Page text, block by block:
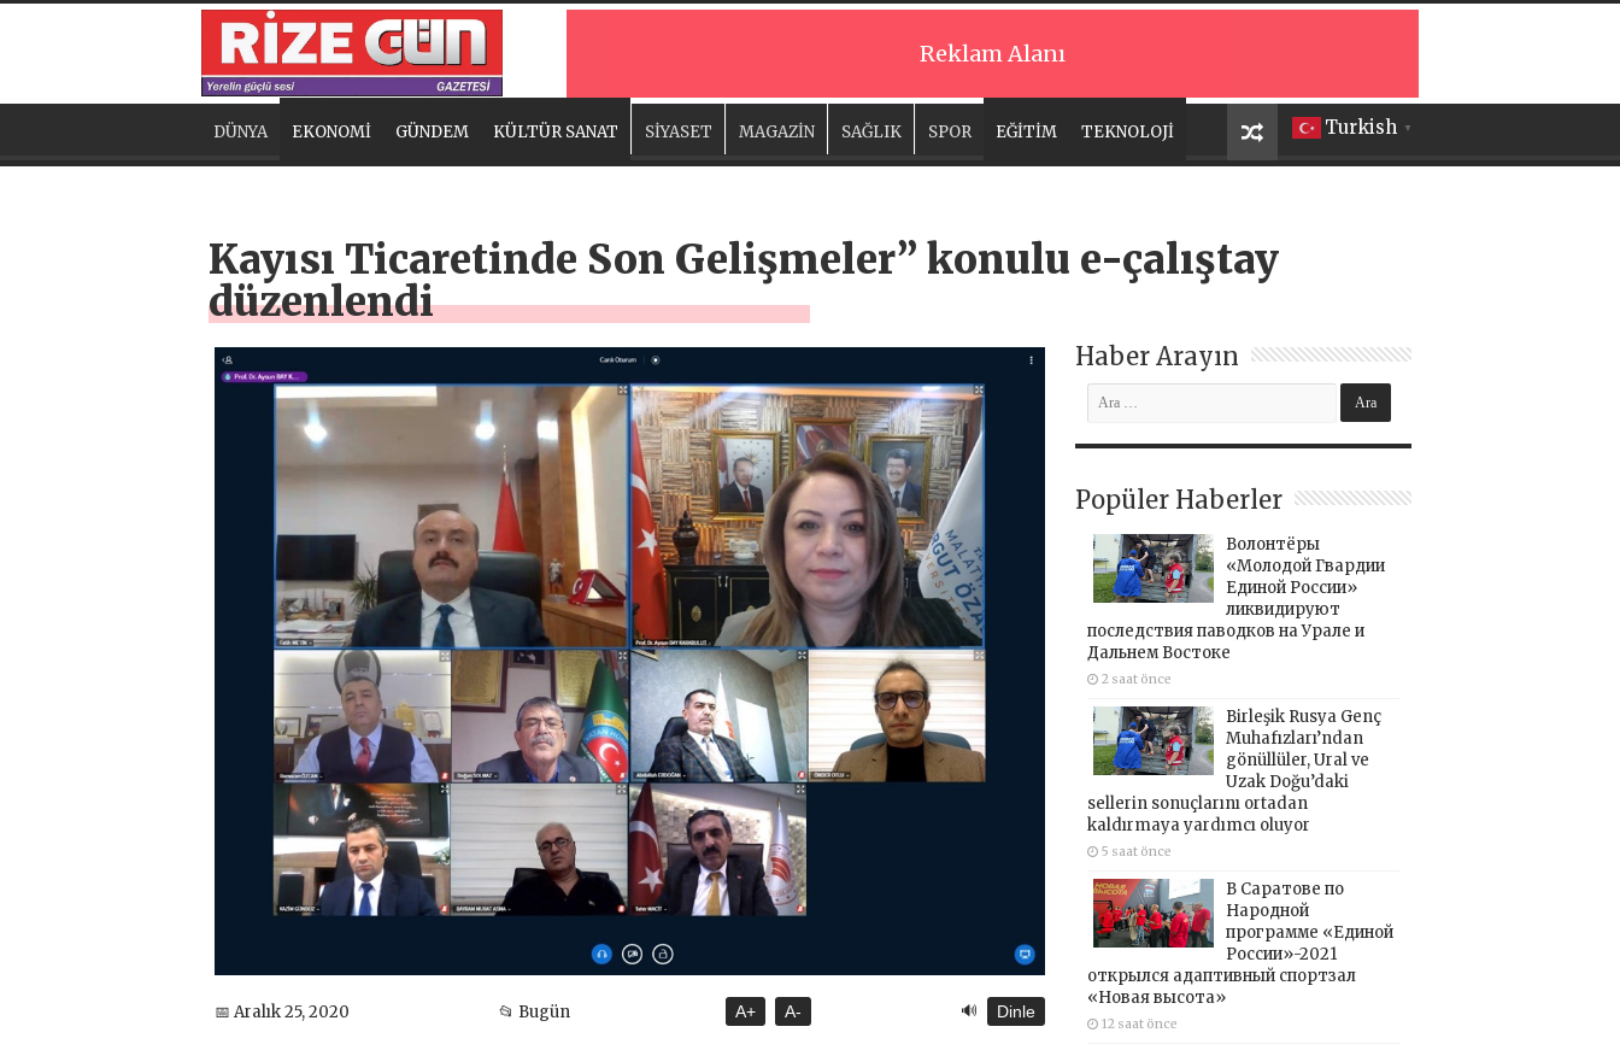
Reklam Alanı
Turkish ▼
DÜNYA EKONOMİ GÜNDEM KÜLTÜR SANAT SİYASET MAGAZİN SAĞLIK SPOR EĞİTİM TEKNOLOJİ
Kayısı Ticaretinde Son Gelişmeler” konulu e-çalıştay
düzenlendi
📅 Aralık 25, 2020 📂 Bugün A+ A- 🔊 Dinle
Haber Arayın
Popüler Haberler
Волонтёры
«Молодой Гвардии
Единой России»
ликвидируют
последствия паводков на Урале и
Дальнем Востоке
2 saat önce
Birleşik Rusya Genç
Muhafızları’ndan
gönüllüler, Ural ve
Uzak Doğu’daki
sellerin sonuçlarını ortadan
kaldırmaya yardımcı oluyor
5 saat önce
В Саратове по
Народной
программе «Единой
России»-2021
открылся адаптивный спортзал
«Новая высота»
12 saat önce